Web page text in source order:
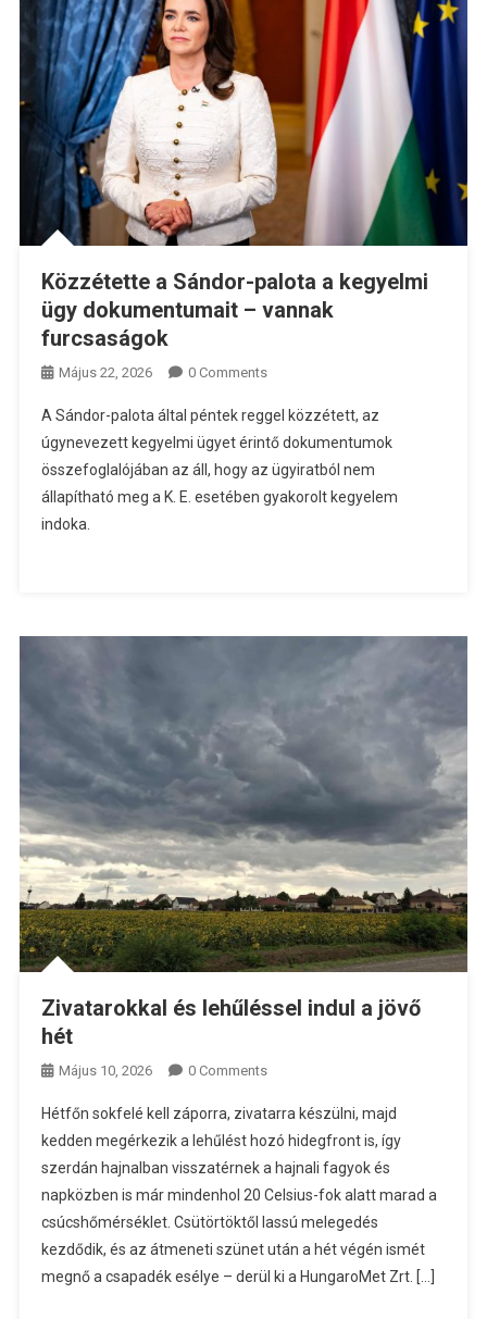
Közzétette a Sándor-palota a kegyelmi
ügy dokumentumait – vannak
furcsaságok
Május 22, 2026 0 Comments
A Sándor-palota által péntek reggel közzétett, az
úgynevezett kegyelmi ügyet érintő dokumentumok
összefoglalójában az áll, hogy az ügyiratból nem
állapítható meg a K. E. esetében gyakorolt kegyelem
indoka.
Zivatarokkal és lehűléssel indul a jövő
hét
Május 10, 2026 0 Comments
Hétfőn sokfelé kell záporra, zivatarra készülni, majd
kedden megérkezik a lehűlést hozó hidegfront is, így
szerdán hajnalban visszatérnek a hajnali fagyok és
napközben is már mindenhol 20 Celsius-fok alatt marad a
csúcshőmérséklet. Csütörtöktől lassú melegedés
kezdődik, és az átmeneti szünet után a hét végén ismét
megnő a csapadék esélye – derül ki a HungaroMet Zrt. […]